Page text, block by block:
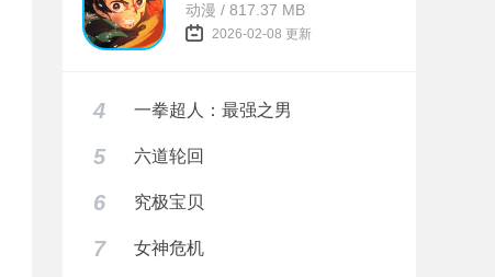
动漫 / 817.37 MB
2026-02-08 更新
4 一拳超人：最强之男
5 六道轮回
6 究极宝贝
7 女神危机